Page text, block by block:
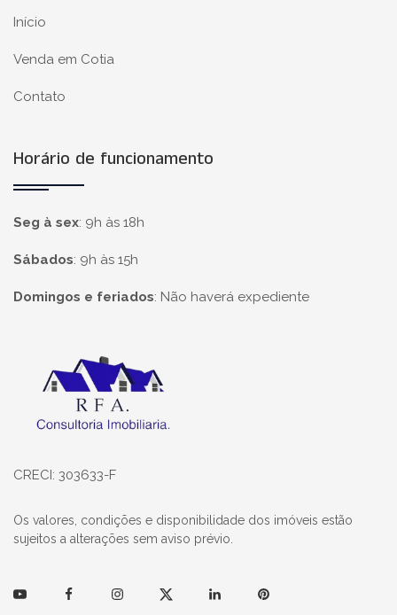
Início
Venda em Cotia
Contato
Horário de funcionamento
Seg à sex: 9h às 18h
Sábados: 9h às 15h
Domingos e feriados: Não haverá expediente
Página inicial
CRECI: 303633-F
Os valores, condições e disponibilidade dos imóveis estão
sujeitos a alterações sem aviso prévio.
YoutubeFacebookInstagramTwitter LinkedinPinterest